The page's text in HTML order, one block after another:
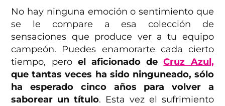
No hay ninguna emoción o sentimiento que
se le compare a esa colección de
sensaciones que produce ver a tu equipo
campeón. Puedes enamorarte cada cierto
tiempo, pero el aficionado deCruz Azul,
que tantas veces ha sido ninguneado, sólo
ha esperado cinco años para volver a
saborear un título. Esta vez el sufrimiento